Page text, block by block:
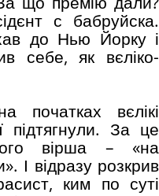
с бабруйска.
до Нью Йорку і
себе, як вєліко-
вєлікі
підтягнули. За це
вірша – «на
І відразу розкрив
ким по суті